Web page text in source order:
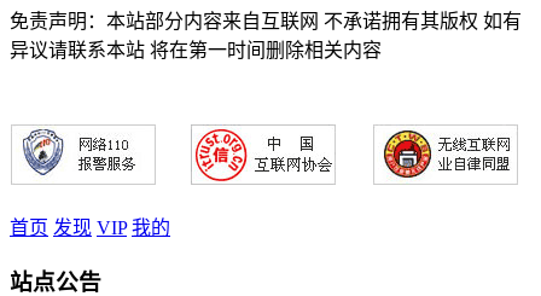
免责声明：本站部分内容来自互联网 不承诺拥有其版权 如有
异议请联系本站 将在第一时间删除相关内容
首页 发现 VIP 我的
站点公告